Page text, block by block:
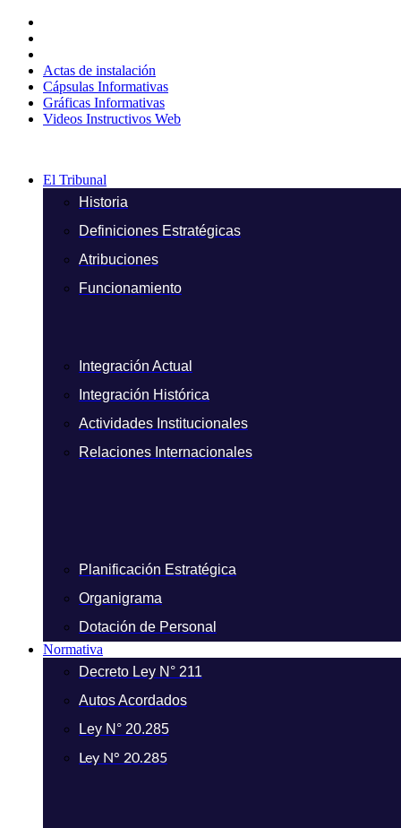
contenido
Actas de instalación
Cápsulas Informativas
Gráficas Informativas
Videos Instructivos Web
El Tribunal
Historia
Definiciones Estratégicas
Atribuciones
Funcionamiento
Integración Actual
Integración Histórica
Actividades Institucionales
Relaciones Internacionales
Planificación Estratégica
Organigrama
Dotación de Personal
Normativa
Decreto Ley N° 211
Autos Acordados
Ley N° 20.285
Ley N° 20.285